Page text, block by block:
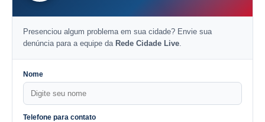
Presenciou algum problema em sua cidade? Envie sua
denúncia para a equipe da Rede Cidade Live
Nome
Telefone para contato